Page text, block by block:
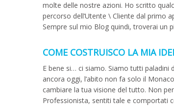
molte delle nostre azioni. Ho scritto
percorso dell’Utente \ Cliente dal primo
Sempre sul mio Blog quindi, troverai un
COME COSTRUISCO LA MIA
E bene si… ci siamo. Siamo tutti paladini
ancora oggi, l’abito non fa solo il
cambiare la tua visione del tutto. Non
Professionista, sentiti tale e comportati